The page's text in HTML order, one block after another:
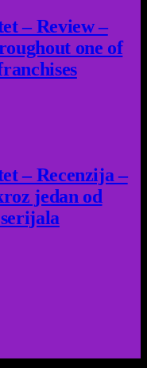
– Review –
one of
– Recenzija –
jedan od